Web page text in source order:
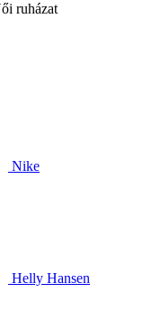
ruházat
Nike
Helly Hansen